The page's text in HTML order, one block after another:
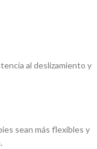
al deslizamiento y
sean más flexibles y